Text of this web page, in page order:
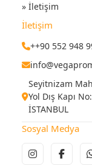
» İletişim
İletişim
++90 552 948
Seyitnizam
Yol Dış Kapı
İSTANBUL
Sosyal Medya